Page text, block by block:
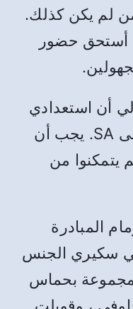
لم يكن كذلك.
أستحق حضور
أن استعدادي
لوقف إدماني هو تذكرتي إلى SA. يجب أن
من
المبادرة
سكيري الجنس
بحماس